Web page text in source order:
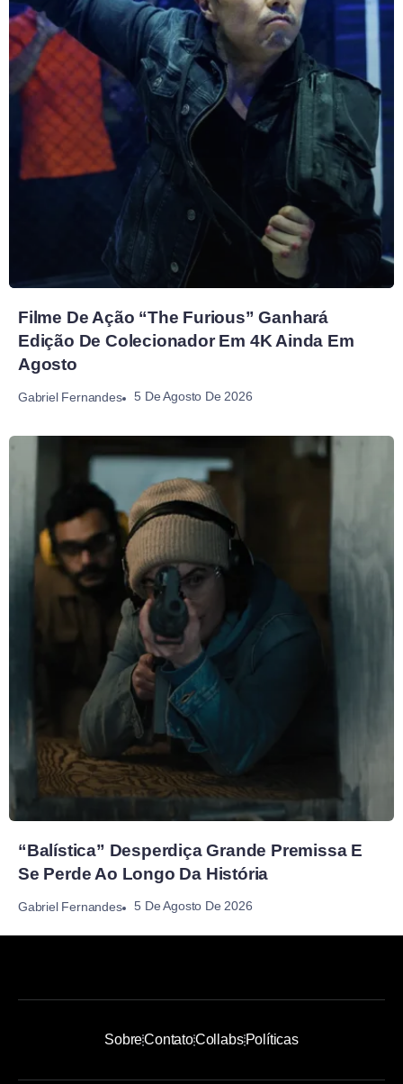
Filme De Ação “The Furious” Ganhará
Edição De Colecionador Em 4K Ainda Em
Agosto
Gabriel Fernandes 5 De Agosto De 2026
“Balística” Desperdiça Grande Premissa E
Se Perde Ao Longo Da História
Gabriel Fernandes 5 De Agosto De 2026
SobreContatoCollabsPolíticas